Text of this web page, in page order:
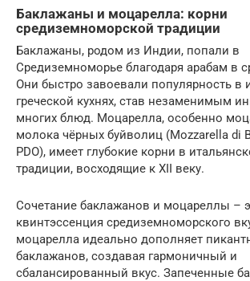
Баклажаны и моцарелла: корни
средиземноморской традиции
Баклажаны, родом из Индии, попали в
Средиземноморье благодаря арабам в
Они быстро завоевали популярность в
греческой кухнях, став незаменимым
многих блюд. Моцарелла, особенно
молока чёрных буйволиц (Mozzarella di
PDO), имеет глубокие корни в
традиции, восходящие к XII веку.
Сочетание баклажанов и моцареллы –
квинтэссенция средиземноморского
моцарелла идеально дополняет
баклажанов, создавая гармоничный и
сбалансированный вкус. Запеченные